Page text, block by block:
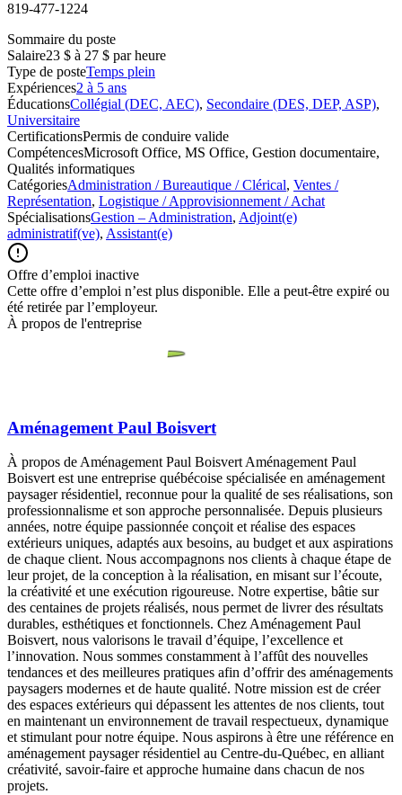
819-477-1224
Sommaire du poste
Salaire23 $ à 27 $ par heure
Type de posteTemps plein
Expériences2 à 5 ans
ÉducationsCollégial (DEC, AEC), Secondaire (DES, DEP, ASP),
Universitaire
CertificationsPermis de conduire valide
CompétencesMicrosoft Office, MS Office, Gestion documentaire,
Qualités informatiques
CatégoriesAdministration / Bureautique / Clérical, Ventes /
Représentation, Logistique / Approvisionnement / Achat
SpécialisationsGestion – Administration, Adjoint(e)
administratif(ve), Assistant(e)
Offre d’emploi inactive
Cette offre d’emploi n’est plus disponible. Elle a peut-être expiré ou
été retirée par l’employeur.
À propos de l'entreprise
Aménagement Paul Boisvert
À propos de Aménagement Paul Boisvert Aménagement Paul
Boisvert est une entreprise québécoise spécialisée en aménagement
paysager résidentiel, reconnue pour la qualité de ses réalisations, son
professionnalisme et son approche personnalisée. Depuis plusieurs
années, notre équipe passionnée conçoit et réalise des espaces
extérieurs uniques, adaptés aux besoins, au budget et aux aspirations
de chaque client. Nous accompagnons nos clients à chaque étape de
leur projet, de la conception à la réalisation, en misant sur l’écoute,
la créativité et une exécution rigoureuse. Notre expertise, bâtie sur
des centaines de projets réalisés, nous permet de livrer des résultats
durables, esthétiques et fonctionnels. Chez Aménagement Paul
Boisvert, nous valorisons le travail d’équipe, l’excellence et
l’innovation. Nous sommes constamment à l’affût des nouvelles
tendances et des meilleures pratiques afin d’offrir des aménagements
paysagers modernes et de haute qualité. Notre mission est de créer
des espaces extérieurs qui dépassent les attentes de nos clients, tout
en maintenant un environnement de travail respectueux, dynamique
et stimulant pour notre équipe. Nous aspirons à être une référence en
aménagement paysager résidentiel au Centre-du-Québec, en alliant
créativité, savoir-faire et approche humaine dans chacun de nos
projets.